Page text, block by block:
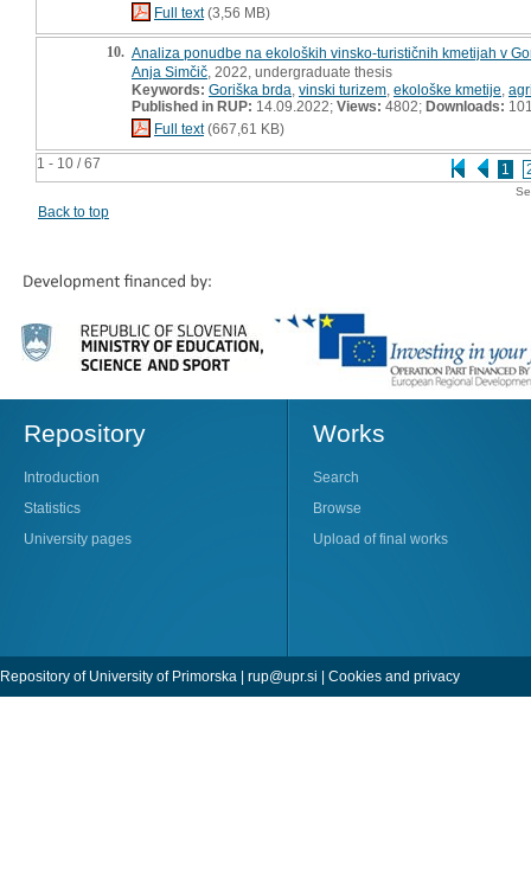
1 - 10 / 67 1
Full text(3,56 MB)
10. Analiza ponudbe na ekoloških vinsko-turističnih kmetijah v
Anja Simčič , 2022, undergraduate thesis
Keywords: Goriška brda vinski turizem ekološke kmetije
Published in RUP: 14.09.2022; Views: 4802; Downloads:
Full text(667,61 KB)
Back to top
Repository
Introduction
Statistics
University pages
Works
Search
Browse
Upload of final works
Repository of University of Primorska | rup@upr.si | Cookies and privacy